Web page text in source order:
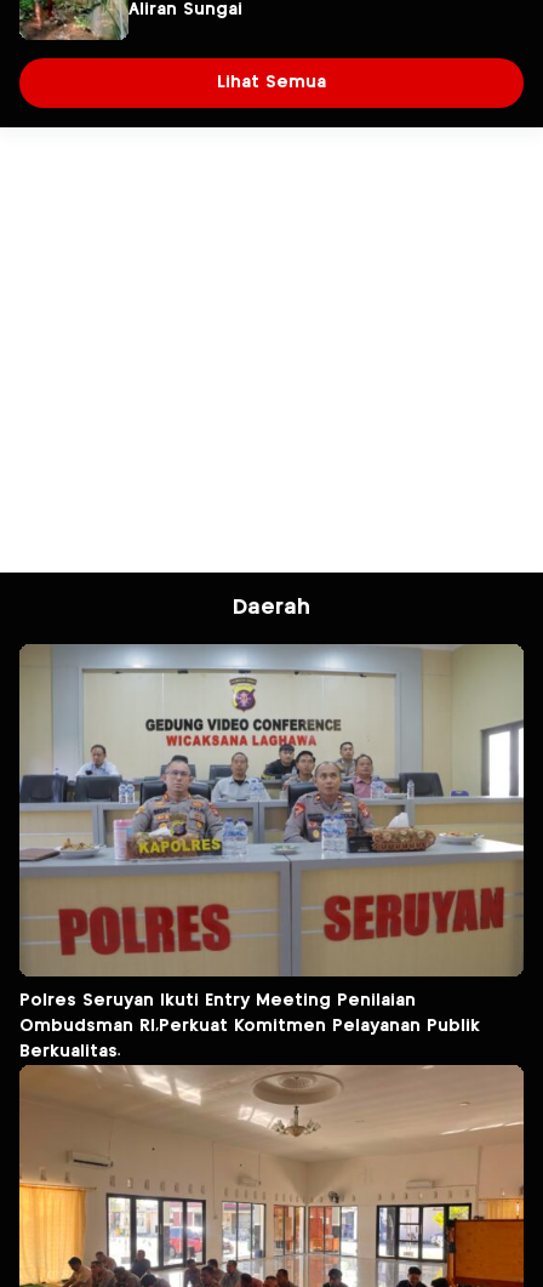
Aliran Sungai
Lihat Semua
Daerah
Polres Seruyan Ikuti Entry Meeting Penilaian
Ombudsman RI,Perkuat Komitmen Pelayanan Publik
Berkualitas.